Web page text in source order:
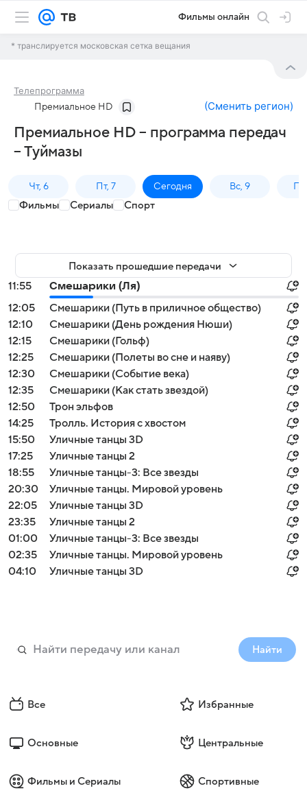
Фильмы онлайн
* транслируется московская сетка вещания
Телепрограмма
Премиальное HD (Сменить регион)
Премиальное HD – программа передач
– Туймазы
Чт, 6 Пт, 7 Сегодня Вс, 9
Фильмы Сериалы Спорт
Показать прошедшие передачи
11:55
Смешарики (Ля)
12:05
Смешарики (Путь в приличное общество)
12:10
Смешарики (День рождения Нюши)
12:15
Смешарики (Гольф)
12:25
Смешарики (Полеты во сне и наяву)
12:30
Смешарики (Событие века)
12:35
Смешарики (Как стать звездой)
12:50
Трон эльфов
14:25
Тролль. История с хвостом
15:50
Уличные танцы 3D
17:25
Уличные танцы 2
18:55
Уличные танцы-3: Все звезды
20:30
Уличные танцы. Мировой уровень
22:05
Уличные танцы 3D
23:35
Уличные танцы 2
01:00
Уличные танцы-3: Все звезды
02:35
Уличные танцы. Мировой уровень
04:10
Уличные танцы 3D
Найти
Все Избранные
Основные Центральные
Фильмы и Сериалы Спортивные